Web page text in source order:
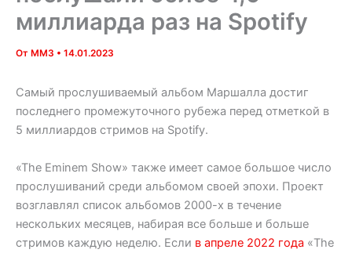
миллиарда раз на Spotify
От MM3 • 14.01.2023
Самый прослушиваемый альбом Маршалла достиг
последнего промежуточного рубежа перед отметкой в
5 миллиардов стримов на Spotify.
«The Eminem Show» также имеет самое большое число
прослушиваний среди альбомом своей эпохи. Проект
возглавлял список альбомов 2000-х в течение
нескольких месяцев, набирая все больше и больше
стримов каждую неделю. Если в апреле 2022 года «The